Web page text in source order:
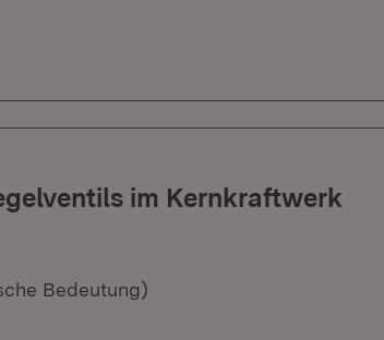
im Kernkraftwerk
Bedeutung)